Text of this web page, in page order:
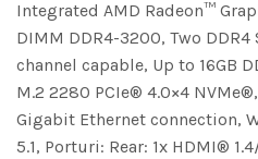
Integrated AMD Radeon™
DIMM DDR4-3200, Two
channel capable, Up to 16GB
M.2 2280 PCIe® 4.0×4
Gigabit Ethernet connection,
5.1, Porturi: Rear: 1x HDMI®